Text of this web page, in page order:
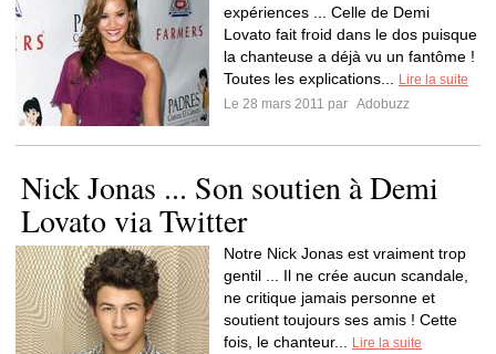
expériences ... Celle de Demi
Lovato fait froid dans le dos puisque
la chanteuse a déjà vu un fantôme !
Toutes les explications...
Lire la suite
Le 28 mars 2011 par Adobuzz
Nick Jonas ... Son soutien à Demi
Lovato via Twitter
Notre Nick Jonas est vraiment trop
gentil ... Il ne crée aucun scandale,
ne critique jamais personne et
soutient toujours ses amis ! Cette
fois, le chanteur...
Lire la suite